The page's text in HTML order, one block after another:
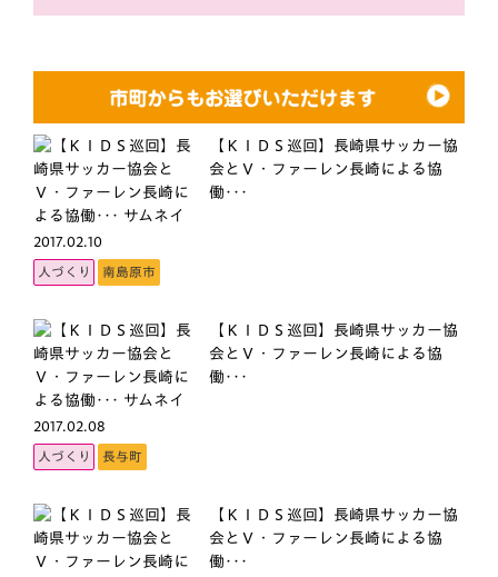
2017.02.10
【ＫＩＤＳ巡回】長崎県サッカー協
会とＶ・ファーレン長崎による協
働･･･
人づくり 南島原市
2017.02.08
【ＫＩＤＳ巡回】長崎県サッカー協
会とＶ・ファーレン長崎による協
働･･･
人づくり 長与町
【ＫＩＤＳ巡回】長崎県サッカー協
会とＶ・ファーレン長崎による協
働･･･